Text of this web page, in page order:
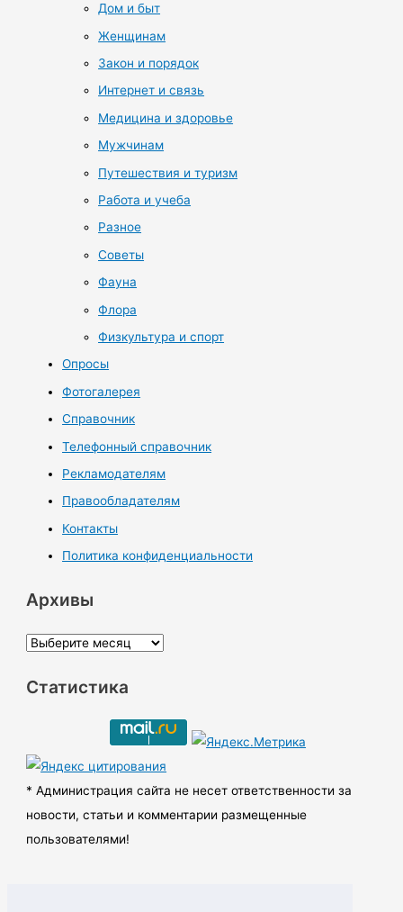
Дом и быт
Женщинам
Закон и порядок
Интернет и связь
Медицина и здоровье
Мужчинам
Путешествия и туризм
Работа и учеба
Разное
Советы
Фауна
Флора
Физкультура и спорт
Опросы
Фотогалерея
Справочник
Телефонный справочник
Рекламодателям
Правообладателям
Контакты
Политика конфиденциальности
Архивы
А
х
ы
Статистика
* Администрация сайта не несет ответственности за
новости, статьи и комментарии размещенные
пользователями!